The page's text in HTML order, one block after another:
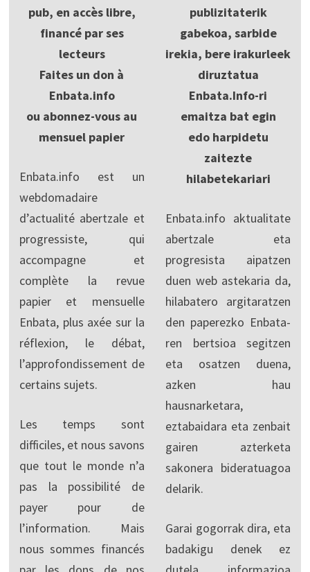
pub, en accès libre,
financé par ses
lecteurs
Faites un don à
Enbata.info
ou abonnez-vous au
mensuel papier
Enbata.info est un
webdomadaire
d’actualité abertzale et
progressiste, qui
accompagne et
complète la revue
papier et mensuelle
Enbata, plus axée sur la
réflexion, le débat,
l’approfondissement de
certains sujets.
Les temps sont
difficiles, et nous savons
que tout le monde n’a
pas la possibilité de
payer pour de
l’information. Mais
nous sommes financés
publizitaterik
gabekoa, sarbide
irekia, bere irakurleek
diruztatua
Enbata.Info-ri
emaitza bat egin
edo harpidetu
zaitezte
hilabetekariari
Enbata.info aktualitate
abertzale eta
progresista aipatzen
duen web astekaria da,
hilabatero argitaratzen
den paperezko Enbata-
ren bertsioa segitzen
eta osatzen duena,
azken hau
hausnarketara,
eztabaidara eta zenbait
gairen azterketa
sakonera bideratuagoa
delarik.
Garai gogorrak dira, eta
badakigu denek ez